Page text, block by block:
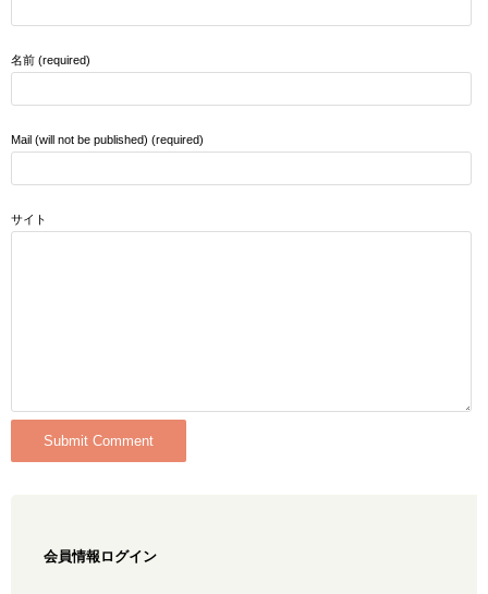
名前 (required)
Mail (will not be published) (required)
サイト
会員情報ログイン